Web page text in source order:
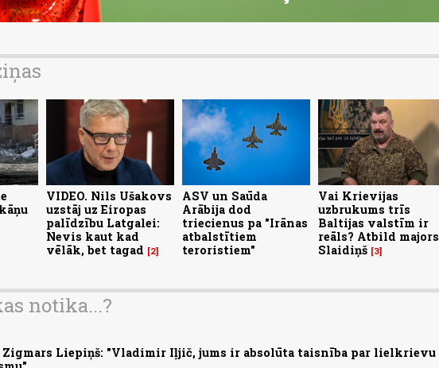
VIDEO. Nils Ušakovs
uzstāj uz Eiropas
palīdzību Latgalei:
Nevis kaut kad
vēlāk, bet tagad
2
ASV un Saūda
Arābija dod
triecienus pa "Irānas
atbalstītiem
teroristiem"
Vai Krievijas
uzbrukums trīs
Baltijas valstīm ir
reāls? Atbild majors
Slaidiņš 3
notika...?
Zigmars Liepiņš: "Vladimir Iļjič, jums ir absolūta taisnība par lielkrievu